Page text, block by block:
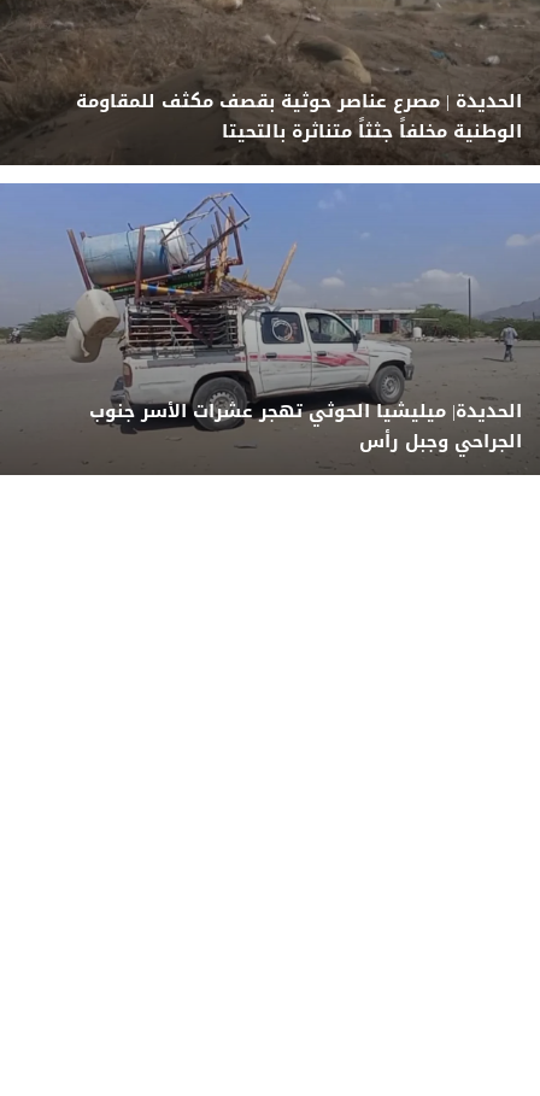
الحديدة | مصرع عناصر حوثية بقصف مكثف للمقاومة
الوطنية مخلفاً جثثاً متناثرة بالتحيتا
الحديدة| ميليشيا الحوثي تهجر عشرات الأسر جنوب
الجراحي وجبل رأس